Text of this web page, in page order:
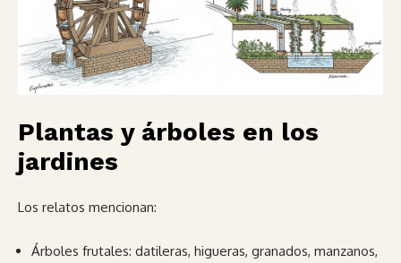
Plantas y árboles en los
jardines
Los relatos mencionan:
Árboles frutales: datileras, higueras, granados, manzanos,